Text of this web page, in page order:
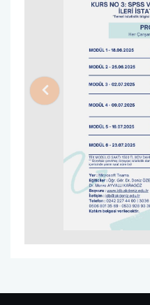
Previous